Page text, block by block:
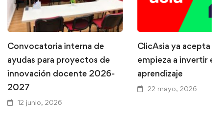
Convocatoria interna de
ayudas para proyectos de
innovación docente 2026-
2027
12 junio, 2026
ClicAsia ya acepta
empieza a invertir
aprendizaje
22 mayo, 2026